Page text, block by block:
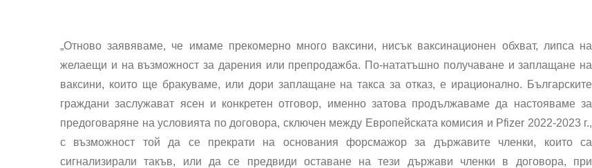
„Отново заявяваме, че имаме прекомерно много ваксини, нисък ваксинационен обхват, липса на
желаещи и на възможност за дарения или препродажба. По-нататъшно получаване и заплащане на
ваксини, които ще бракуваме, или дори заплащане на такса за отказ, е ирационално. Българските
граждани заслужават ясен и конкретен отговор, именно затова продължаваме да настояваме за
предоговаряне на условията по договора, сключен между Европейската комисия и Pfizer 2022-2023 г.,
с възможност той да се прекрати на основания форсмажор за държавите членки, които са
сигнализирали такъв, или да се предвиди оставане на тези държави членки в договора, при